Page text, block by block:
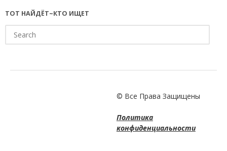
ТОТ НАЙДЁТ~КТО ИЩЕТ
for:
© Все Права Защищены
Политика
конфиденциальности